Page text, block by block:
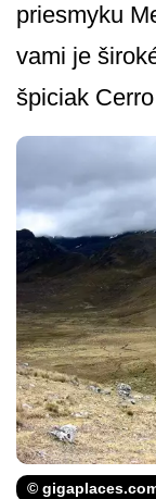
priesmyku
vami je
špiciak
©